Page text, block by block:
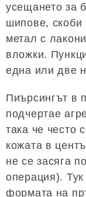
усещането за
шипове,
метал с
вложки.
една или две
Пиърсингът в
подчертае
така че често
кожата в
не се засяга
операция).
формата на